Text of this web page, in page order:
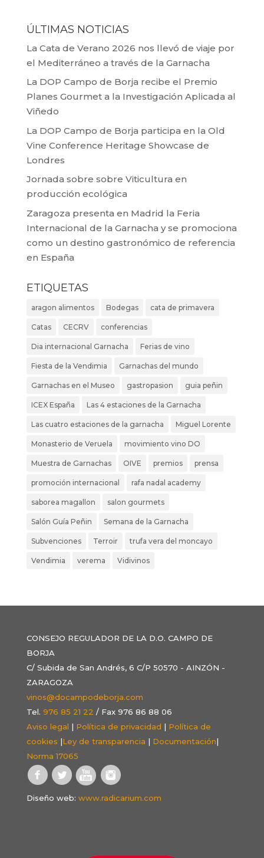
ÚLTIMAS NOTICIAS
La Cata de Verano 2026 nos llevó de viaje por
el Mediterráneo a través de la Garnacha
La DOP Campo de Borja recibe el Premio
Planes Gourmet a la Investigación Aplicada al
Viñedo
La DOP Campo de Borja participa en la Old
Vine Conference Heritage Showcase de
Londres
Jornada sobre sobre Viticultura en
producción ecológica
Zaragoza presenta en Madrid la Feria
Internacional de la Garnacha y se promociona
como un destino gastronómico de referencia
en España
ETIQUETAS
aragon alimentos Bodegas cata de primavera
Catas CECRV conferencias
Dia internacional Garnacha Ferias de vino
Fiesta de la Vendimia Garnachas del mundo
Garnachas en el Museo gastropasion guia peñin
ICEX España Las 4 estaciones de la Garnacha
Las cuatro estaciones de la garnacha Miguel Lorente
Monasterio de Veruela movimiento vino DO
Muestra de Garnachas OIVE premios prensa
promoción internacional rafa nadal academy
saborea magallon salon gourmets
Salón Guía Peñin Semana de la Garnacha
Subvenciones Terroir trufa vera del moncayo
Vendimia verema Vidivinos
CONSEJO REGULADOR DE LA D.O. CAMPO DE
BORJA
C/ Subida de San Andrés, 6 C/P 50570 - AINZÓN -
ZARAGOZA
vinos@docampodeborja.com
Tel. 976 85 21 22 / Fax 976 86 88 06
Aviso legal | Política de privacidad | Política de
cookies |Ley de transparencia | Documentación|
Norma 17065
Diseño web: www.radicarium.com